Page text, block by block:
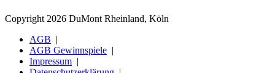
Copyright 2026 DuMont Rheinland, Köln
AGB
AGB Gewinnspiele
Impressum